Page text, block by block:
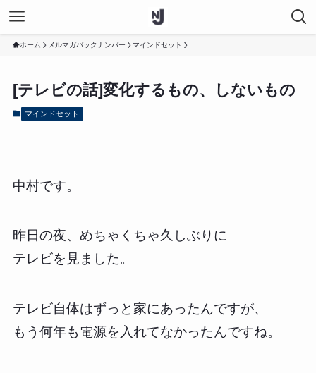
ホーム メルマガバックナンバー マインドセット
[テレビの話]変化するもの、しないもの
マインドセット
中村です。
昨日の夜、めちゃくちゃ久しぶりに
テレビを見ました。
テレビ自体はずっと家にあったんですが、
もう何年も電源を入れてなかったんですね。